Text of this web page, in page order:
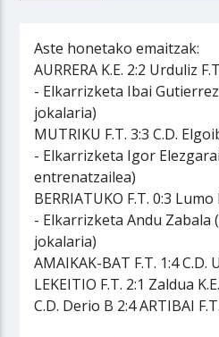
Aste honetako emaitzak:
AURRERA K.E. 2:2 Urduliz
- Elkarrizketa Ibai Gutierrez
jokalaria)
MUTRIKU F.T. 3:3 C.D.
- Elkarrizketa Igor
entrenatzailea)
BERRIATUKO F.T. 0:3 Lumo
- Elkarrizketa Andu Zabala
jokalaria)
AMAIKAK-BAT F.T. 1:4 C.D.
LEKEITIO F.T. 2:1 Zaldua K.E.
C.D. Derio B 2:4 ARTIBAI F.T.